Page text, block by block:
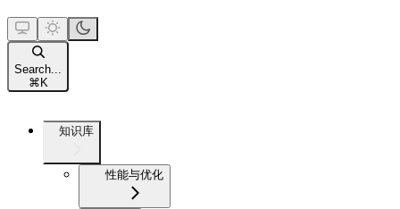
Search...
⌘ K
知识库
性能与优化